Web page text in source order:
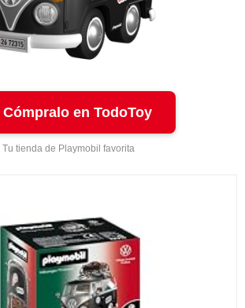
Cómpralo en TodoToy
Tu tienda de Playmobil favorita